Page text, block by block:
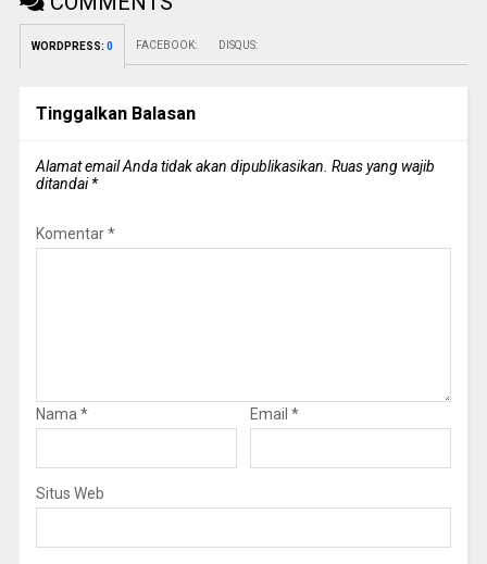
WORDPRESS: 0 FACEBOOK: DISQUS:
Tinggalkan Balasan
Alamat email Anda tidak akan dipublikasikan. Ruas yang wajib
ditandai*
Komentar*
Nama * Email *
Situs Web